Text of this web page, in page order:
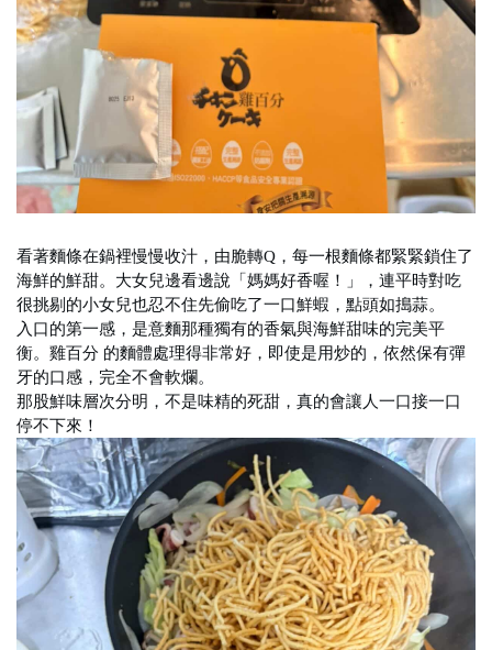
看著麵條在鍋裡慢慢收汁，由脆轉Q，每一根麵條都緊緊鎖住了
海鮮的鮮甜。大女兒邊看邊說「媽媽好香喔！」，連平時對吃
很挑剔的小女兒也忍不住先偷吃了一口鮮蝦，點頭如搗蒜。
入口的第一感，是意麵那種獨有的香氣與海鮮甜味的完美平
衡。雞百分 的麵體處理得非常好，即使是用炒的，依然保有彈
牙的口感，完全不會軟爛。
那股鮮味層次分明，不是味精的死甜，真的會讓人一口接一口
停不下來！